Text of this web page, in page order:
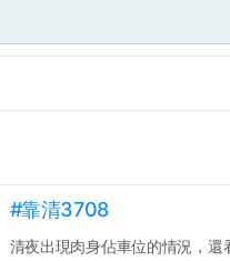
#靠清3708
清夜出現肉身佔車位的情況，還